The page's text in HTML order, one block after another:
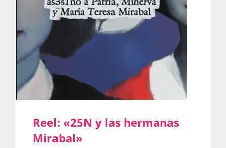
Reel: «25N y las hermanas
Mirabal»